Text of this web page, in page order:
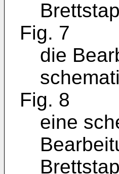
Fig. 7
die
Fig. 8
eine